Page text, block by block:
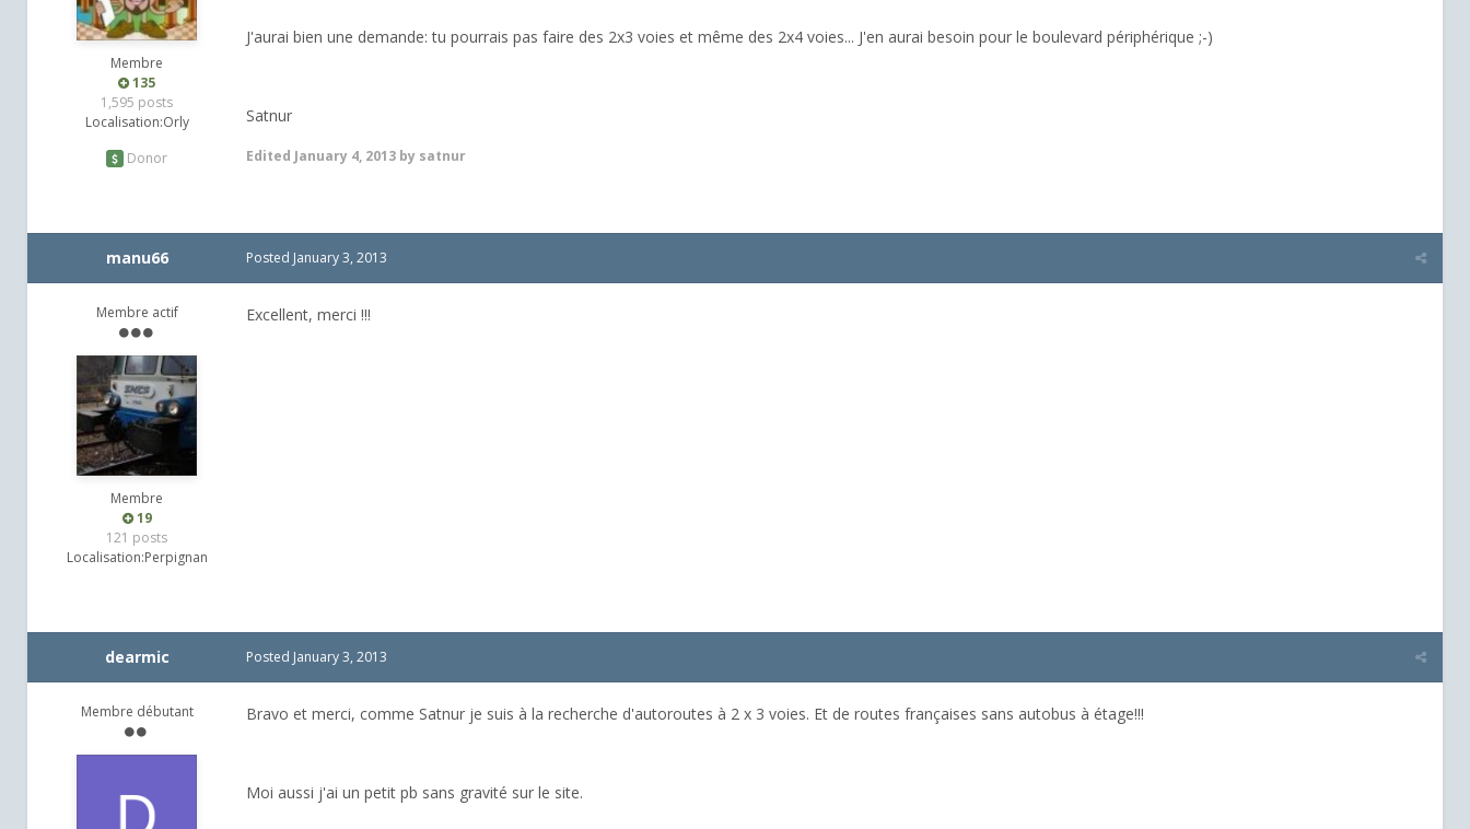
Membre
135
1,595 posts
Localisation:Orly
Donor
J'aurai bien une demande: tu pourrais pas faire des 2x3 voies et même des 2x4 voies... J'en aurai besoin pour le boulevard périphérique ;-)
Satnur
Edited January 4, 2013 by satnur
manu66
Membre actif
Membre
19
121 posts
Localisation:Perpignan
Posted January 3, 2013
Excellent, merci !!!
dearmic
Membre débutant
Posted January 3, 2013
Bravo et merci, comme Satnur je suis à la recherche d'autoroutes à 2 x 3 voies. Et de routes françaises sans autobus à étage!!!
Moi aussi j'ai un petit pb sans gravité sur le site.